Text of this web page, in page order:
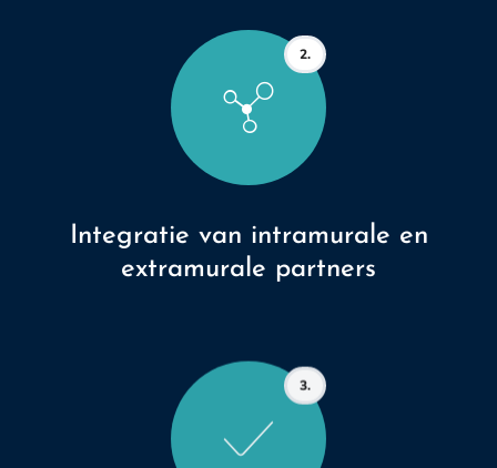
2.
Integratie van intramurale en
extramurale partners
3.